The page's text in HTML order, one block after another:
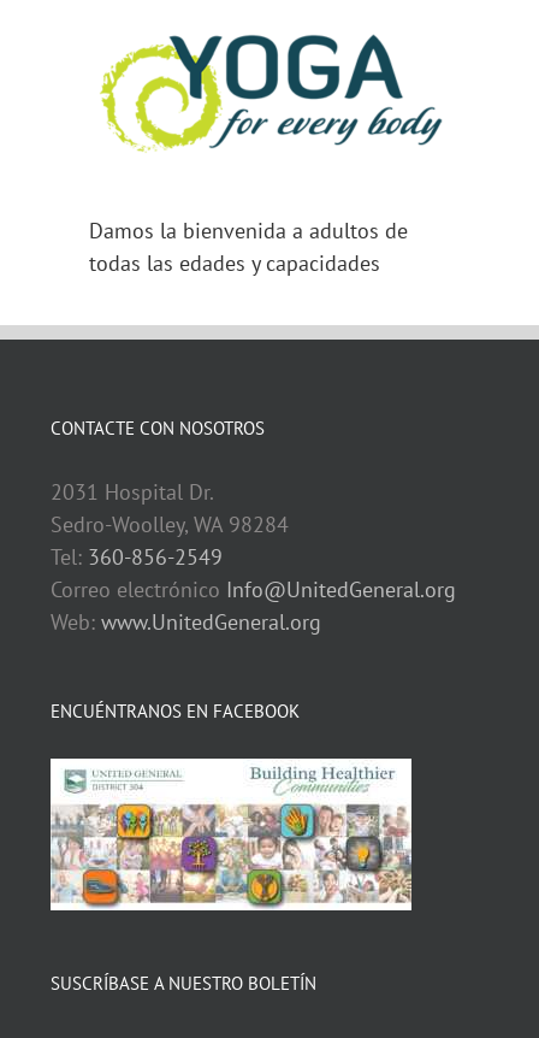
Damos la bienvenida a adultos de
todas las edades y capacidades
CONTACTE CON NOSOTROS
2031 Hospital Dr.
Sedro-Woolley, WA 98284
Tel: 360-856-2549
Correo electrónico Info@UnitedGeneral.org
Web:www.UnitedGeneral.org
ENCUÉNTRANOS EN FACEBOOK
SUSCRÍBASE A NUESTRO BOLETÍN